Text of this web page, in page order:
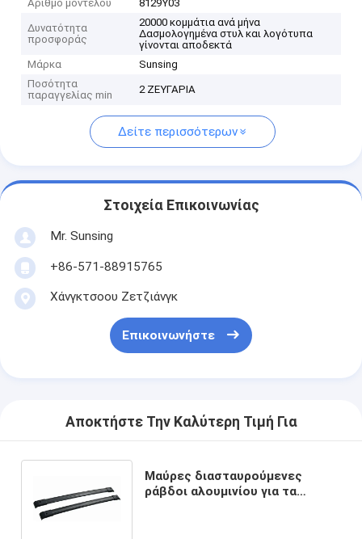
Αριθμό μοντέλου
8129Y03
Δυνατότητα
προσφοράς
20000 κομμάτια ανά μήνα
Δασμολογημένα στυλ και λογότυπα
γίνονται αποδεκτά
Μάρκα
Sunsing
Ποσότητα
παραγγελίας min
2 ΖΕΥΓΑΡΙΑ
Δείτε περισσότερων
Στοιχεία Επικοινωνίας
Mr. Sunsing
+86-571-88915765
Χάνγκτσοου Ζετζιάνγκ
Επικοινωνήστε
Αποκτήστε Την Καλύτερη Τιμή Για
Μαύρες διασταυρούμενες
ράβδοι αλουμινίου για τα